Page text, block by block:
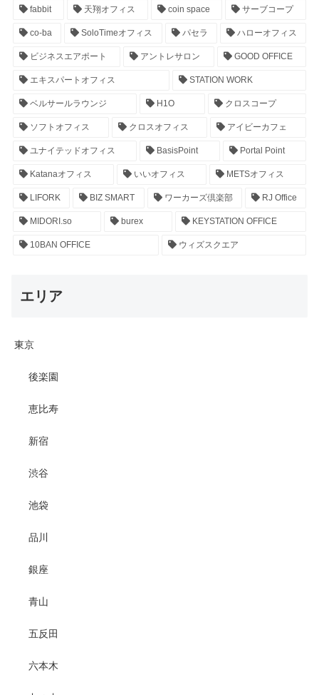
fabbit 天翔オフィス coin space サーブコープ
co-ba SoloTimeオフィス パセラ ハローオフィス
ビジネスエアポート アントレサロン GOOD OFFICE
エキスパートオフィス STATION WORK
ベルサールラウンジ H1O クロスコープ
ソフトオフィス クロスオフィス アイビーカフェ
ユナイテッドオフィス BasisPoint Portal Point
Katanaオフィス いいオフィス METSオフィス
LIFORK BIZ SMART ワーカーズ倶楽部 RJ Office
MIDORI.so burex KEYSTATION OFFICE
10BAN OFFICE ウィズスクエア
エリア
東京
後楽園
恵比寿
新宿
渋谷
池袋
品川
銀座
青山
五反田
六本木